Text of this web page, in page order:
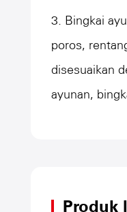
3. Bingkai
poros,
disesuaikan
ayunan,
Produk